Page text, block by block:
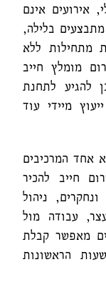
אירועים אינם
בלילה,
מתחילות ללא
מומלץ חייב
להגיע לתחנת
מיידי עוד
אחד המרכיבים
חייב להכיר
ניהול
עבודה מול
מאפשר קבלת
הראשונות